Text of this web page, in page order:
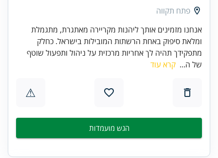
פתח תקווה
אנחנו מזמינים אותך ליהנות מקריירה מאתגרת, מתגמלת
ומלאת סיפוק באחת הרשתות המובילות בישראל. כחלק
מתפקידך תהיה לך אחריות מרכזית על ניהול ותפעול שוטף
של ה... קרא עוד
⚠
הגש מועמדות